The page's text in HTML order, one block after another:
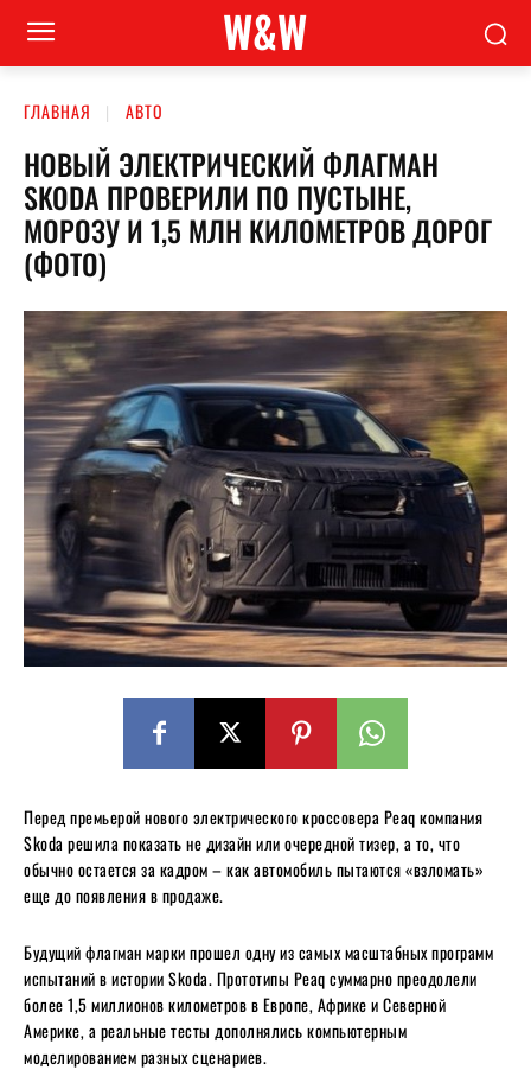
W&W
ГЛАВНАЯ АВТО
НОВЫЙ ЭЛЕКТРИЧЕСКИЙ ФЛАГМАН
SKODA ПРОВЕРИЛИ ПО ПУСТЫНЕ,
МОРОЗУ И 1,5 МЛН КИЛОМЕТРОВ ДОРОГ
(ФОТО)
Перед премьерой нового электрического кроссовера Peaq компания
Skoda решила показать не дизайн или очередной тизер, а то, что
обычно остается за кадром – как автомобиль пытаются «взломать»
еще до появления в продаже.
Будущий флагман марки прошел одну из самых масштабных программ
испытаний в истории Skoda. Прототипы Peaq суммарно преодолели
более 1,5 миллионов километров в Европе, Африке и Северной
Америке, а реальные тесты дополнялись компьютерным
моделированием разных сценариев.